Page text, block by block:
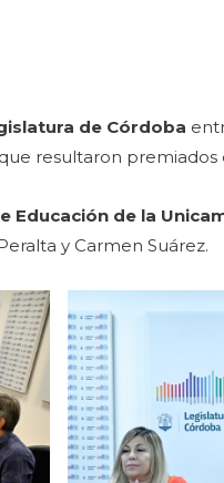
de Córdoba
que resultaron premiados
Educación de la
y Carmen Suárez.